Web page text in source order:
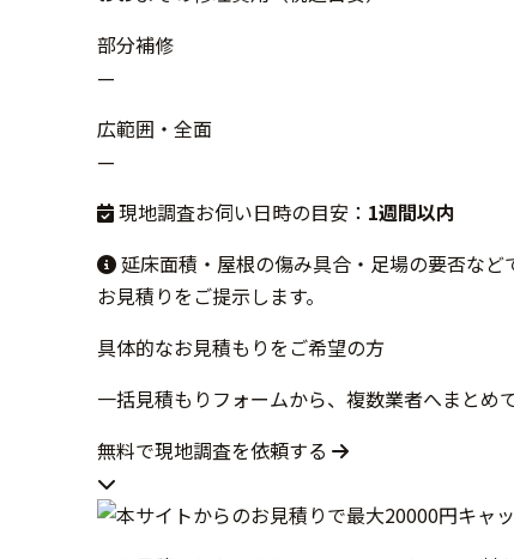
部分補修
—
広範囲・全面
—
現地調査お伺い日時の目安： 1週間以内
延床面積・屋根の傷み具合・足場の要否な
お見積りをご提示します。
具体的なお見積もりをご希望の方
一括見積もりフォームから、複数業者へまとめ
無料で現地調査を依頼する